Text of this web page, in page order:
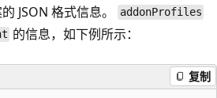
JSON 格式信息。 addonProfiles
的信息，如下例所示：
复制